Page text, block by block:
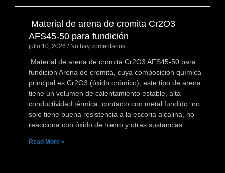
Material de arena de cromita Cr2O3
AFS45-50 para fundición
julio 10, 2026 No hay comentarios
Material de arena de cromita Cr2O3 AFS45-50 para
fundición Arena de cromita, cuya composición química
principal es Cr2O3 (óxido crómico), este tipo de arena
tiene un volumen de calentamiento estable, alta
conductividad térmica, contacto con metal fundido, no
solo tiene buena resistencia a la escoria alcalina, no
reacciona con óxido de hierro y otras sustancias
Read More »